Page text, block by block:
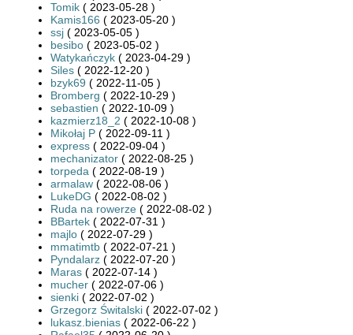
Tomik ( 2023-05-28 )
Kamis166 ( 2023-05-20 )
ssj ( 2023-05-05 )
besibo ( 2023-05-02 )
Watykańczyk ( 2023-04-29 )
Siles ( 2022-12-20 )
bzyk69 ( 2022-11-05 )
Bromberg ( 2022-10-29 )
sebastien ( 2022-10-09 )
kazmierz18_2 ( 2022-10-08 )
Mikołaj P ( 2022-09-11 )
express ( 2022-09-04 )
mechanizator ( 2022-08-25 )
torpeda ( 2022-08-19 )
armalaw ( 2022-08-06 )
LukeDG ( 2022-08-02 )
Ruda na rowerze ( 2022-08-02 )
BBartek ( 2022-07-31 )
majlo ( 2022-07-29 )
mmatimtb ( 2022-07-21 )
Pyndalarz ( 2022-07-20 )
Maras ( 2022-07-14 )
mucher ( 2022-07-06 )
sienki ( 2022-07-02 )
Grzegorz Świtalski ( 2022-07-02 )
lukasz.bienias ( 2022-06-22 )